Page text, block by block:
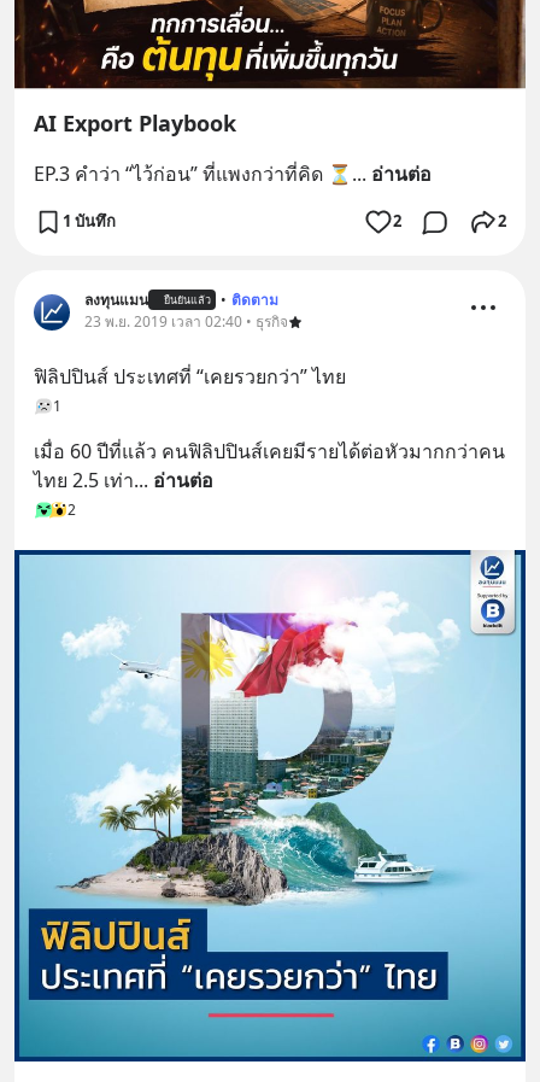
AI Export Playbook
EP.3 คำว่า “ไว้ก่อน” ที่แพงกว่าที่คิด ⏳ ... อ่านต่อ
1 บันทึก 2 2
ลงทุนแมน ยืนยันแล้ว • ติดตาม
23 พ.ย. 2019 เวลา 02:40 • ธุรกิจ
ฟิลิปปินส์ ประเทศที่ “เคยรวยกว่า” ไทย
1
เมื่อ 60 ปีที่แล้ว คนฟิลิปปินส์เคยมีรายได้ต่อหัวมากกว่าคน
ไทย 2.5 เท่า... อ่านต่อ
2